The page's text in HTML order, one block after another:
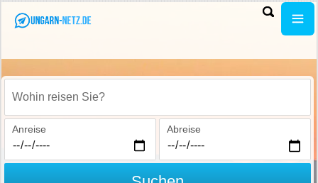
Wohin reisen Sie?
Anreise Abreise